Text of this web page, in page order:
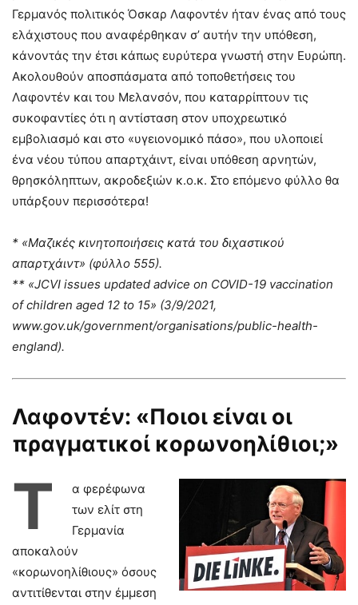
Γερμανός πολιτικός Όσκαρ Λαφοντέν ήταν ένας από τους
ελάχιστους που αναφέρθηκαν σ’ αυτήν την υπόθεση,
κάνοντάς την έτσι κάπως ευρύτερα γνωστή στην Ευρώπη.
Ακολουθούν αποσπάσματα από τοποθετήσεις του
Λαφοντέν και του Μελανσόν, που καταρρίπτουν τις
συκοφαντίες ότι η αντίσταση στον υποχρεωτικό
εμβολιασμό και στο «υγειονομικό πάσο», που υλοποιεί
ένα νέου τύπου απαρτχάιντ, είναι υπόθεση αρνητών,
θρησκόληπτων, ακροδεξιών κ.ο.κ. Στο επόμενο φύλλο θα
υπάρξουν περισσότερα!
* «Μαζικές κινητοποιήσεις κατά του διχαστικού
απαρτχάιντ» (φύλλο 555).
** «JCVI issues updated advice on COVID-19 vaccination
of children aged 12 to 15» (3/9/2021,
www.gov.uk/government/organisations/public-health-
england).
Λαφοντέν: «Ποιοι είναι οι
πραγματικοί κορωνοηλίθιοι;»
Τ
α φερέφωνα
των ελίτ στη
Γερμανία
αποκαλούν
«κορωνοηλίθιους» όσους
αντιτίθενται στην έμμεση